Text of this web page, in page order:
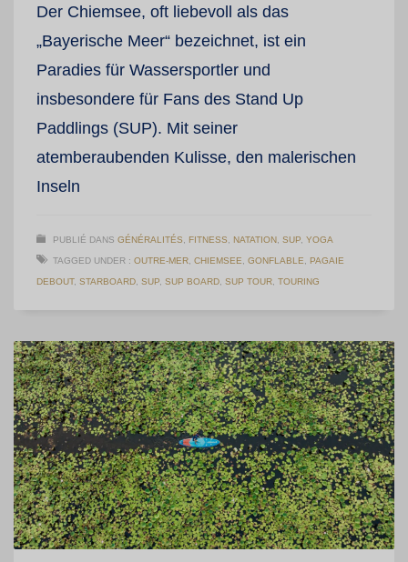
Der Chiemsee, oft liebevoll als das
„Bayerische Meer“ bezeichnet, ist ein
Paradies für Wassersportler und
insbesondere für Fans des Stand Up
Paddlings (SUP). Mit seiner
atemberaubenden Kulisse, den malerischen
Inseln
PUBLIÉ DANS GÉNÉRALITÉS FITNESS NATATION SUP YOGA
TAGGED UNDER : OUTRE-MER CHIEMSEE GONFLABLE PAGAIE
DEBOUT, STARBOARD SUP SUP BOARD SUP TOUR TOURING